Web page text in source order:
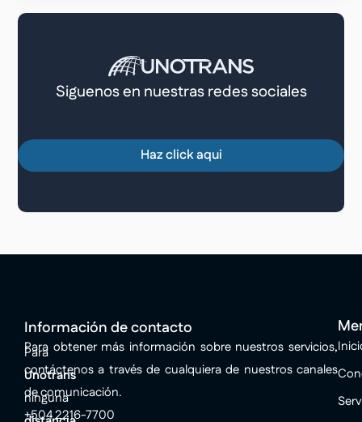
Siguenos en nuestras redes sociales
Haz click aqui
Para
Unotrans
ninguna
Información de contacto
Para obtener más información sobre nuestros servicios,
contáctenos a través de cualquiera de nuestros canales
de comunicación.
+504 2216-7700